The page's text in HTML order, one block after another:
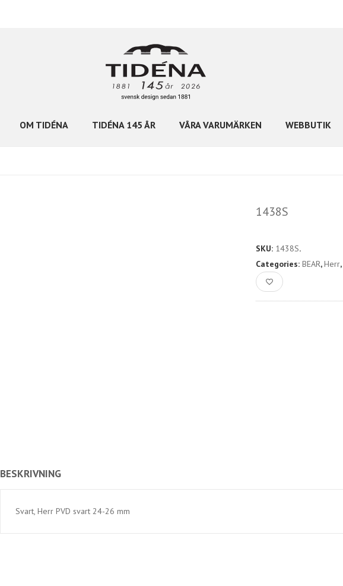
OM TIDÉNA TIDÉNA 145 ÅR VÅRA VARUMÄRKEN WEBBUTIK
1438S
SKU: 1438S.
Categories: BEAR,Herr,
BESKRIVNING
Svart, Herr PVD svart 24-26 mm